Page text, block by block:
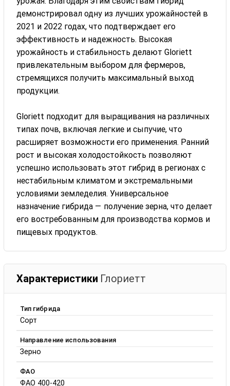
демонстрировал одну из лучших урожайностей в
2021 и 2022 годах, что подтверждает его
эффективность и надежность. Высокая
урожайность и стабильность делают Gloriett
привлекательным выбором для фермеров,
стремящихся получить максимальный выход
продукции.
Gloriett подходит для выращивания на различных
типах почв, включая легкие и сыпучие, что
расширяет возможности его применения. Ранний
рост и высокая холодостойкость позволяют
успешно использовать этот гибрид в регионах с
нестабильным климатом и экстремальными
условиями земледелия. Универсальное
назначение гибрида — получение зерна, что делает
его востребованным для производства кормов и
пищевых продуктов.
Характеристики Глориетт
Тип гибрида
Сорт
Направление использования
Зерно
ФАО
ФАО 400-420